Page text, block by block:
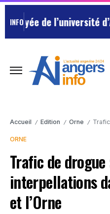
INFOde l’université
Accueil / Edition / Orne / Trafic de
ORNE
Trafic de
interpellations
et l’Orne